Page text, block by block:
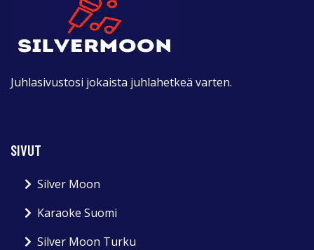
Juhlasivustosi jokaista juhlahetkeä varten.
SIVUT
Silver Moon
Karaoke Suomi
Silver Moon Turku